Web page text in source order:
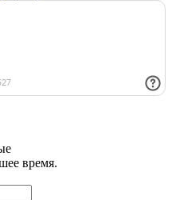
время.